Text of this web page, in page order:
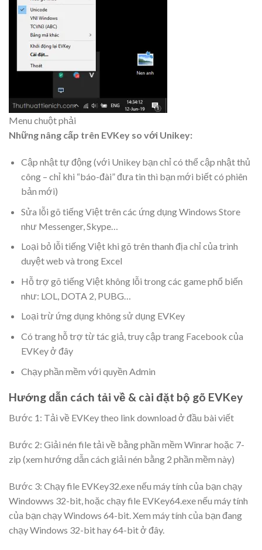
Menu chuột phải
Những nâng cấp trên EVKey so với Unikey:
Cập nhật tự động (với Unikey bạn chỉ có thể cập nhật thủ
công – chỉ khi “báo-đài” đưa tin thì bạn mới biết có phiên
bản mới)
Sửa lỗi gõ tiếng Việt trên các ứng dụng Windows Store
như Messenger, Skype…
Loại bỏ lỗi tiếng Việt khi gõ trên thanh địa chỉ của trình
duyệt web và trong Excel
Hỗ trợ gõ tiếng Việt không lỗi trong các game phổ biến
như: LOL, DOTA 2, PUBG…
Loại trừ ứng dụng không sử dụng EVKey
Có trang hỗ trợ từ tác giả, truy cập trang Facebook của
EVKey ở đây
Chạy phần mềm với quyền Admin
Hướng dẫn cách tải về & cài đặt bộ gõ EVKey
Bước 1: Tải về EVKey theo link download ở đầu bài viết
Bước 2: Giải nén file tải về bằng phần mềm Winrar hoặc 7-
zip (xem hướng dẫn cách giải nén bằng 2 phần mềm này)
Bước 3: Chạy file EVKey32.exenếu máy tính của bạn chạy
Windowws 32-bit, hoặc chạy file EVKey64.exenếu máy tính
của bạn chạy Windows 64-bit. Xem máy tính của bạn đang
chạy Windows 32-bit hay 64-bit ở đây.